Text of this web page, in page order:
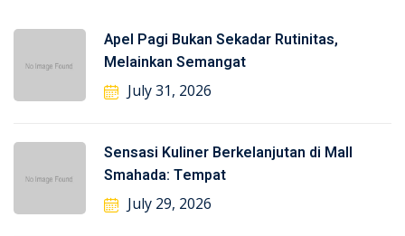
Apel Pagi Bukan Sekadar Rutinitas,
Melainkan Semangat
July 31, 2026
Sensasi Kuliner Berkelanjutan di Mall
Smahada: Tempat
July 29, 2026